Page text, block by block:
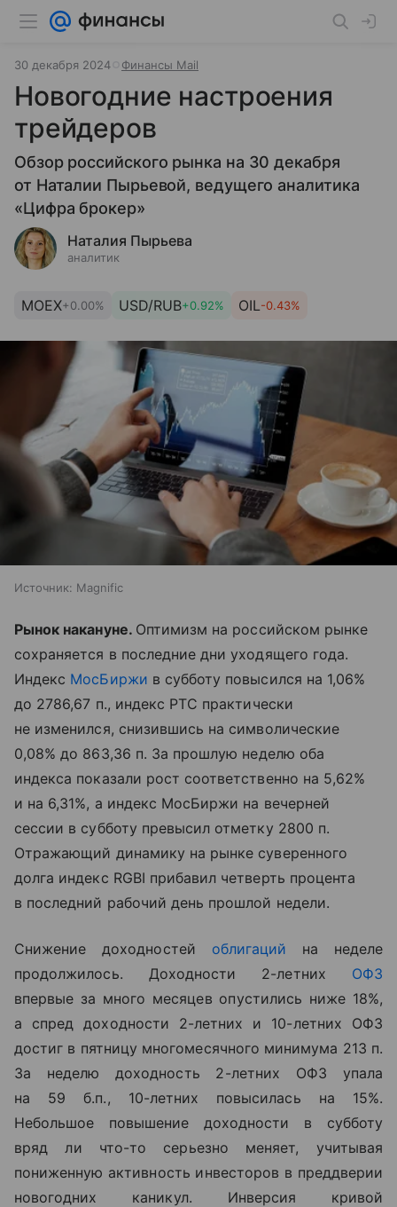
30 декабря 2024 Финансы Mail
Новогодние настроения
трейдеров
Обзор российского рынка на 30 декабря
от Наталии Пырьевой, ведущего аналитика
«Цифра брокер»
Наталия Пырьева
аналитик
MOEX+0.00% USD/RUB+0.92% OIL-0.43%
Источник: Magnific
Рынок накануне. Оптимизм на российском рынке
сохраняется в последние дни уходящего года.
Индекс МосБиржи в субботу повысился на 1,06%
до 2786,67 п., индекс РТС практически
не изменился, снизившись на символические
0,08% до 863,36 п. За прошлую неделю оба
индекса показали рост соответственно на 5,62%
и на 6,31%, а индекс МосБиржи на вечерней
сессии в субботу превысил отметку 2800 п.
Отражающий динамику на рынке суверенного
долга индекс RGBI прибавил четверть процента
в последний рабочий день прошлой недели.
Снижение доходностей облигаций на неделе
продолжилось. Доходности 2-летних ОФЗ
впервые за много месяцев опустились ниже 18%,
а спред доходности 2-летних и 10-летних ОФЗ
достиг в пятницу многомесячного минимума 213 п.
За неделю доходность 2-летних ОФЗ упала
на 59 б.п., 10-летних повысилась на 15%.
Небольшое повышение доходности в субботу
вряд ли что-то серьезно меняет, учитывая
пониженную активность инвесторов в преддверии
новогодних каникул. Инверсия кривой